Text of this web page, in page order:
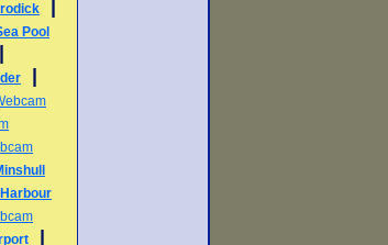
Pool